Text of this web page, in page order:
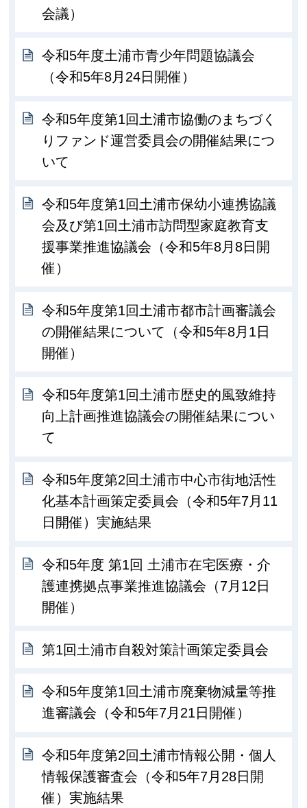
会議）
令和5年度土浦市青少年問題協議会
（令和5年8月24日開催）
令和5年度第1回土浦市協働のまちづく
りファンド運営委員会の開催結果につ
いて
令和5年度第1回土浦市保幼小連携協議
会及び第1回土浦市訪問型家庭教育支
援事業推進協議会（令和5年8月8日開
催）
令和5年度第1回土浦市都市計画審議会
の開催結果について（令和5年8月1日
開催）
令和5年度第1回土浦市歴史的風致維持
向上計画推進協議会の開催結果につい
て
令和5年度第2回土浦市中心市街地活性
化基本計画策定委員会（令和5年7月11
日開催）実施結果
令和5年度 第1回 土浦市在宅医療・介
護連携拠点事業推進協議会（7月12日
開催）
第1回土浦市自殺対策計画策定委員会
令和5年度第1回土浦市廃棄物減量等推
進審議会（令和5年7月21日開催）
令和5年度第2回土浦市情報公開・個人
情報保護審査会（令和5年7月28日開
催）実施結果